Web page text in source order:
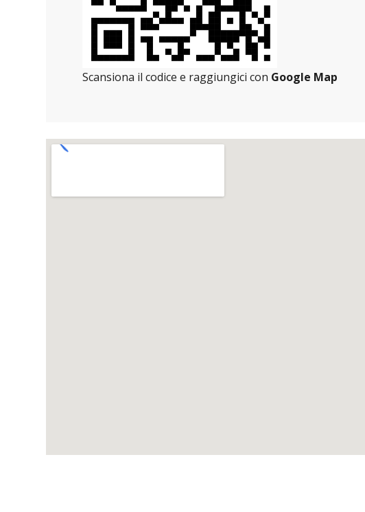
Scansiona il codice e raggiungici con Google Map